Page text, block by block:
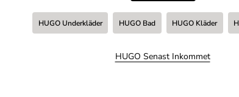
HUGO Underkläder HUGO Bad HUGO Kläder
HUGO Senast Inkommet